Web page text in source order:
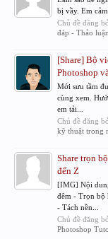
bị vầy. Em
Chủ đề đăng
đáp - Thảo
[Share] Bộ
Photoshop
Mới sưu tầm
cùng xem.
em tải...
Chủ đề đăng
kỹ thuật trong
Share trọn
đến Z
[IMG] Nội
đêm - Trọn bộ
- Tách nền...
Chủ đề đăng
Photoshop